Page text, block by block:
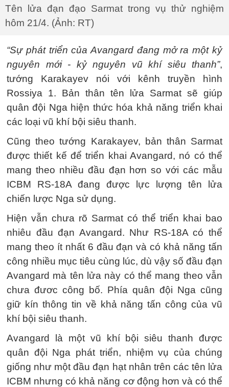
Tên lửa đạn đạo Sarmat trong vụ thử nghiệm
hôm 21/4. (Ảnh: RT)
“Sự phát triển của Avangard đang mở ra một kỷ
nguyên mới - kỷ nguyên vũ khí siêu thanh”,
tướng Karakayev nói với kênh truyền hình
Rossiya 1. Bản thân tên lửa Sarmat sẽ giúp
quân đội Nga hiện thức hóa khả năng triển khai
các loại vũ khí bội siêu thanh.
Cũng theo tướng Karakayev, bản thân Sarmat
được thiết kế để triển khai Avangard, nó có thể
mang theo nhiều đầu đạn hơn so với các mẫu
ICBM RS-18A đang được lực lượng tên lửa
chiến lược Nga sử dụng.
Hiện vẫn chưa rõ Sarmat có thể triển khai bao
nhiêu đầu đạn Avangard. Như RS-18A có thể
mang theo ít nhất 6 đầu đạn và có khả năng tấn
công nhiều mục tiêu cùng lúc, dù vậy số đầu đạn
Avangard mà tên lửa này có thể mang theo vẫn
chưa đươc công bố. Phía quân đội Nga cũng
giữ kín thông tin về khả năng tấn công của vũ
khí bội siêu thanh.
Avangard là một vũ khí bội siêu thanh được
quân đội Nga phát triển, nhiệm vụ của chúng
giống như một đầu đạn hạt nhân trên các tên lửa
ICBM nhưng có khả năng cơ động hơn và có thể